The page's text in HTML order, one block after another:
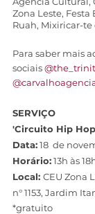
Zona Leste, Festa
Ruah, Mixiricar-te
Para saber mais
sociais
SERVIÇO
'Circuito Hip
Data: 18  de
Horário: 13h às
Local: CEU Zona
n° 1153, Jardim
*gratuito